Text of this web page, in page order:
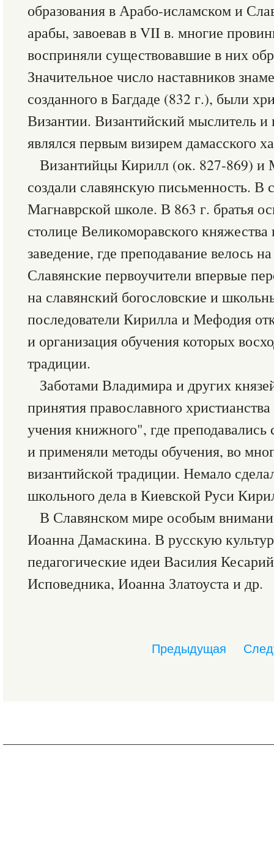
образования в Арабо-исламском и
арабы, завоевав в VII в. многие
восприняли существовавшие в них
Значительное число наставников
созданного в Багдаде (832 г.), были
Византии. Византийский мыслитель
являлся первым визирем дамасского
Византийцы Кирилл (ок. 827-869) и
создали славянскую письменность. В
Магнаврской школе. В 863 г. братья
столице Великоморавского княжества
заведение, где преподавание велось
Славянские первоучители впервые
на славянский богословские и
последователи Кирилла и Мефодия
и организация обучения которых
традиции.
Заботами Владимира и других
принятия православного
учения книжного", где преподавались
и применяли методы обучения, во
византийской традиции. Немало
школьного дела в Киевской Руси
В Славянском мире особым
Иоанна Дамаскина. В русскую
педагогические идеи Василия
Исповедника, Иоанна Златоуста и др.
Предыдущая